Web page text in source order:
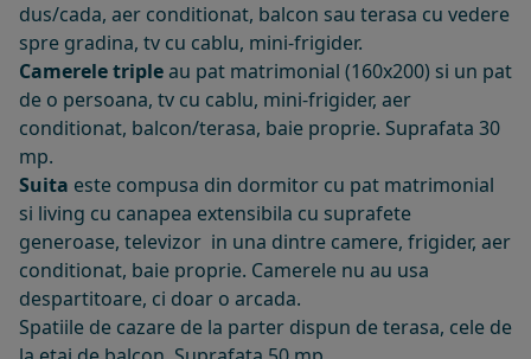
dus/cada, aer conditionat, balcon sau terasa cu vedere
spre gradina, tv cu cablu, mini-frigider.
Camerele tripleau pat matrimonial (160x200) si un pat
de o persoana, tv cu cablu, mini-frigider, aer
conditionat, balcon/terasa, baie proprie. Suprafata 30
mp.
Suita este compusa din dormitor cu pat matrimonial
si living cu canapea extensibila cu suprafete
generoase, televizor in una dintre camere, frigider, aer
conditionat, baie proprie. Camerele nu au usa
despartitoare, ci doar o arcada.
Spatiile de cazare de la parter dispun de terasa, cele de